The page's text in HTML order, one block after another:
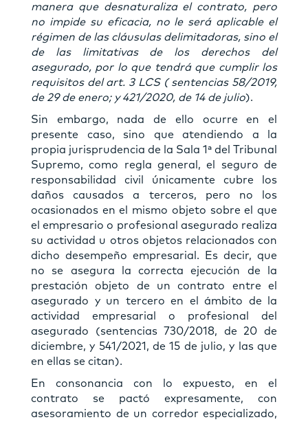
manera que desnaturaliza el contrato, pero
no impide su eficacia, no le será aplicable el
régimen de las cláusulas delimitadoras, sino el
de las limitativas de los derechos del
asegurado, por lo que tendrá que cumplir los
requisitos del art. 3 LCS ( sentencias 58/2019,
de 29 de enero; y 421/2020, de 14 de julio).
Sin embargo, nada de ello ocurre en el
presente caso, sino que atendiendo a la
propia jurisprudencia de la Sala 1ª del Tribunal
Supremo, como regla general, el seguro de
responsabilidad civil únicamente cubre los
daños causados a terceros, pero no los
ocasionados en el mismo objeto sobre el que
el empresario o profesional asegurado realiza
su actividad u otros objetos relacionados con
dicho desempeño empresarial. Es decir, que
no se asegura la correcta ejecución de la
prestación objeto de un contrato entre el
asegurado y un tercero en el ámbito de la
actividad empresarial o profesional del
asegurado (sentencias 730/2018, de 20 de
diciembre, y 541/2021, de 15 de julio, y las que
en ellas se citan).
En consonancia con lo expuesto, en el
contrato se pactó expresamente, con
asesoramiento de un corredor especializado,